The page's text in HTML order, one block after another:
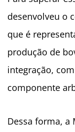
desenvolveu o
que é
produção de
integração,
componente
Dessa forma, a